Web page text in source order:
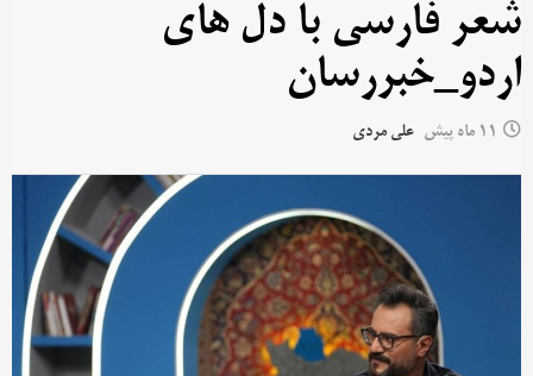
شعر فارسی با دل های
اردو_خبررسان
11 ماه پیش علی مردی